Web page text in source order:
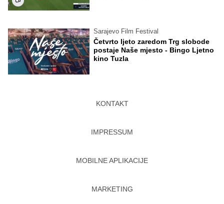
Sarajevo Film Festival
Četvrto ljeto zaredom Trg slobode
postaje Naše mjesto - Bingo Ljetno
kino Tuzla
KONTAKT
IMPRESSUM
MOBILNE APLIKACIJE
MARKETING